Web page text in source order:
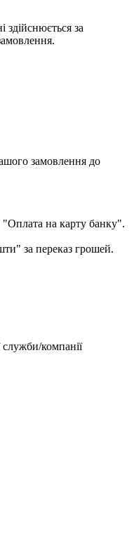
за
замовлення до
"Оплата на карту банку".
за переказ грошей.
служби/компанії